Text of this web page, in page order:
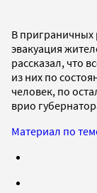
В приграничных
эвакуация
рассказал, что
из них по
человек, по
врио
Материал по